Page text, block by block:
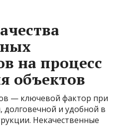
на процесс
объектов
— ключевой фактор при
долговечной и удобной в
Некачественные